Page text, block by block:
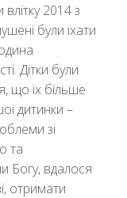
влітку 2014 з
були їхати
Дітки були
що їх більше
дитинки –
зі
та
Богу, вдалося
отримати